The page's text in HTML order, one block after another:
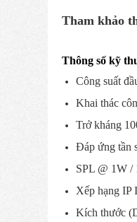
Tham khảo
Thông số kỹ
Công suất
Khai thác
Trở kháng
Đáp ứng tần
SPL @ 1W /
Xếp hạng IP
Kích thước